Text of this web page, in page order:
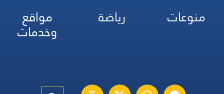
منوعات
رياضة مواقع
وخدمات